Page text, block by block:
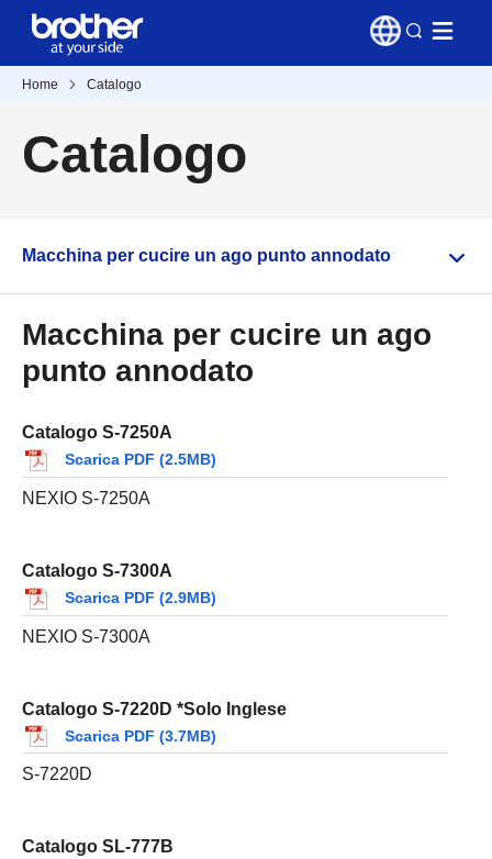
Home Catalogo
Catalogo
Macchina per cucire un ago punto annodato
Macchina per cucire un ago
punto annodato
Catalogo S-7250A
Scarica PDF (2.5MB)
NEXIO S-7250A
Catalogo S-7300A
Scarica PDF (2.9MB)
NEXIO S-7300A
Catalogo S-7220D *Solo Inglese
Scarica PDF (3.7MB)
S-7220D
Catalogo SL-777B